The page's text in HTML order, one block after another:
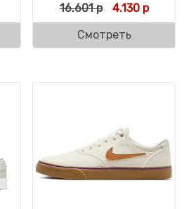
16.601р 4.130р
Смотреть